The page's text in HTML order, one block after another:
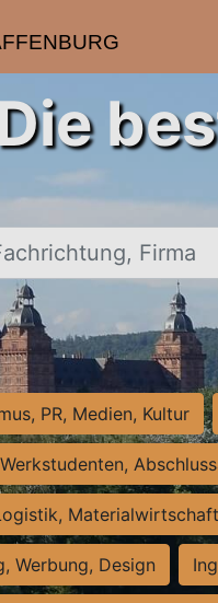
Firma
PR, Medien, Kultur
Materialwirtschaft
Werbung, Design